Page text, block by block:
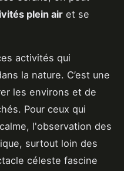
plein air et se
activités qui
la nature. C’est une
les environs et de
Pour ceux qui
l'observation des
surtout loin des
céleste fascine